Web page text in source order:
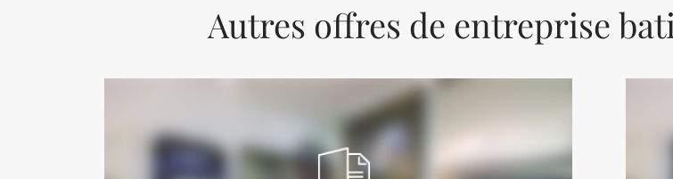
Autres offres de entreprise